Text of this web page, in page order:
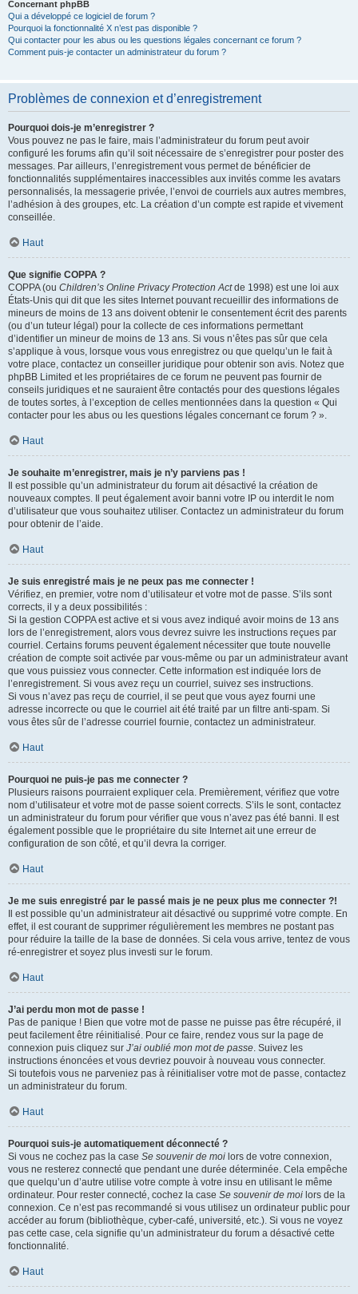
Concernant phpBB
Qui a développé ce logiciel de forum ?
Pourquoi la fonctionnalité X n’est pas disponible ?
Qui contacter pour les abus ou les questions légales concernant ce forum ?
Comment puis-je contacter un administrateur du forum ?
Problèmes de connexion et d’enregistrement
Pourquoi dois-je m’enregistrer ?
Vous pouvez ne pas le faire, mais l’administrateur du forum peut avoir
configuré les forums afin qu’il soit nécessaire de s’enregistrer pour poster des
messages. Par ailleurs, l’enregistrement vous permet de bénéficier de
fonctionnalités supplémentaires inaccessibles aux invités comme les avatars
personnalisés, la messagerie privée, l’envoi de courriels aux autres membres,
l’adhésion à des groupes, etc. La création d’un compte est rapide et vivement
conseillée.
Haut
Que signifie COPPA ?
COPPA (ou Children’s Online Privacy Protection Actde 1998) est une loi aux
États-Unis qui dit que les sites Internet pouvant recueillir des informations de
mineurs de moins de 13 ans doivent obtenir le consentement écrit des parents
(ou d’un tuteur légal) pour la collecte de ces informations permettant
d’identifier un mineur de moins de 13 ans. Si vous n’êtes pas sûr que cela
s’applique à vous, lorsque vous vous enregistrez ou que quelqu’un le fait à
votre place, contactez un conseiller juridique pour obtenir son avis. Notez que
phpBB Limited et les propriétaires de ce forum ne peuvent pas fournir de
conseils juridiques et ne sauraient être contactés pour des questions légales
de toutes sortes, à l’exception de celles mentionnées dans la question « Qui
contacter pour les abus ou les questions légales concernant ce forum ? ».
Haut
Je souhaite m’enregistrer, mais je n’y parviens pas !
Il est possible qu’un administrateur du forum ait désactivé la création de
nouveaux comptes. Il peut également avoir banni votre IP ou interdit le nom
d’utilisateur que vous souhaitez utiliser. Contactez un administrateur du forum
pour obtenir de l’aide.
Haut
Je suis enregistré mais je ne peux pas me connecter !
Vérifiez, en premier, votre nom d’utilisateur et votre mot de passe. S’ils sont
corrects, il y a deux possibilités :
Si la gestion COPPA est active et si vous avez indiqué avoir moins de 13 ans
lors de l’enregistrement, alors vous devrez suivre les instructions reçues par
courriel. Certains forums peuvent également nécessiter que toute nouvelle
création de compte soit activée par vous-même ou par un administrateur avant
que vous puissiez vous connecter. Cette information est indiquée lors de
l’enregistrement. Si vous avez reçu un courriel, suivez ses instructions.
Si vous n’avez pas reçu de courriel, il se peut que vous ayez fourni une
adresse incorrecte ou que le courriel ait été traité par un filtre anti-spam. Si
vous êtes sûr de l’adresse courriel fournie, contactez un administrateur.
Haut
Pourquoi ne puis-je pas me connecter ?
Plusieurs raisons pourraient expliquer cela. Premièrement, vérifiez que votre
nom d’utilisateur et votre mot de passe soient corrects. S’ils le sont, contactez
un administrateur du forum pour vérifier que vous n’avez pas été banni. Il est
également possible que le propriétaire du site Internet ait une erreur de
configuration de son côté, et qu’il devra la corriger.
Haut
Je me suis enregistré par le passé mais je ne peux plus me connecter ?!
Il est possible qu’un administrateur ait désactivé ou supprimé votre compte. En
effet, il est courant de supprimer régulièrement les membres ne postant pas
pour réduire la taille de la base de données. Si cela vous arrive, tentez de vous
ré-enregistrer et soyez plus investi sur le forum.
Haut
J’ai perdu mon mot de passe !
Pas de panique ! Bien que votre mot de passe ne puisse pas être récupéré, il
peut facilement être réinitialisé. Pour ce faire, rendez vous sur la page de
connexion puis cliquez sur J’ai oublié mon mot de passe. Suivez les
instructions énoncées et vous devriez pouvoir à nouveau vous connecter.
Si toutefois vous ne parveniez pas à réinitialiser votre mot de passe, contactez
un administrateur du forum.
Haut
Pourquoi suis-je automatiquement déconnecté ?
Si vous ne cochez pas la case Se souvenir de moi lors de votre connexion,
vous ne resterez connecté que pendant une durée déterminée. Cela empêche
que quelqu’un d’autre utilise votre compte à votre insu en utilisant le même
ordinateur. Pour rester connecté, cochez la case Se souvenir de moi lors de la
connexion. Ce n’est pas recommandé si vous utilisez un ordinateur public pour
accéder au forum (bibliothèque, cyber-café, université, etc.). Si vous ne voyez
pas cette case, cela signifie qu’un administrateur du forum a désactivé cette
fonctionnalité.
Haut